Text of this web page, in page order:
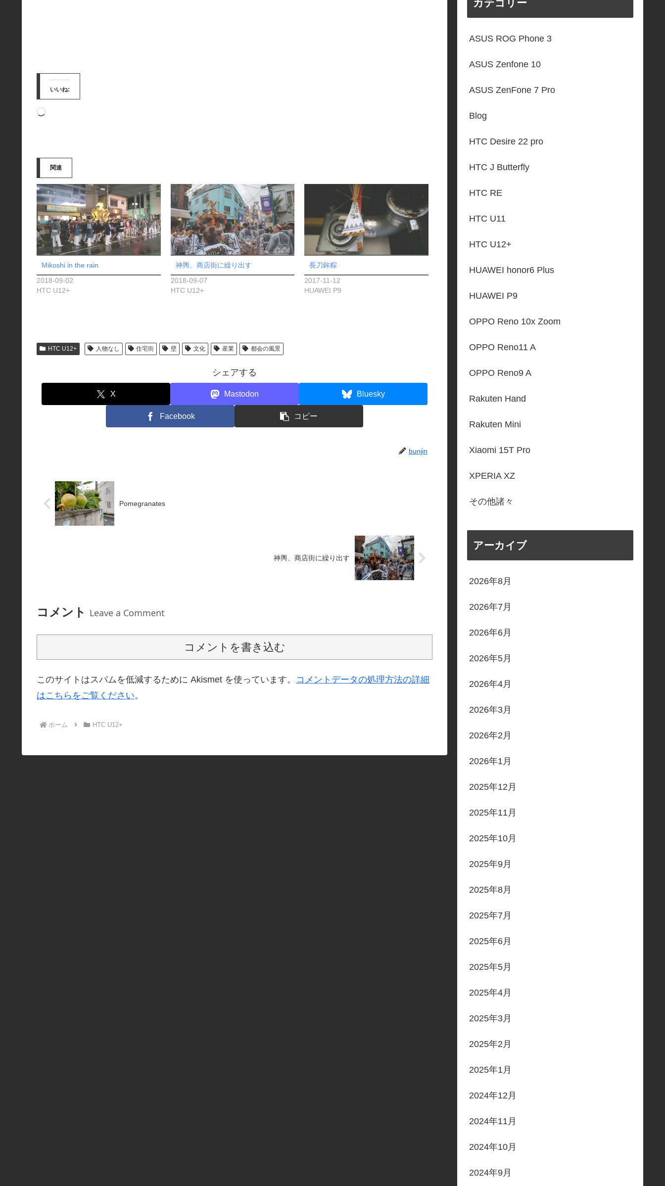
いいね:
読
み
中…
関連
Mikoshi in the rain
2018-09-02
HTC U12+
神輿、商店街に繰り出す
2018-09-07
HTC U12+
長刀鉾粽
2017-11-12
HUAWEI P9
HTC U12+ 人物なし 住宅街 壁 文化 産業 都会の風景
シェアする
X Mastodon Bluesky
Facebook コピー
bunjin
Pomegranates
神輿、商店街に繰り出す
コメント Leave a Comment
コメントを書き込む
このサイトはスパムを低減するために Akismet を使っています。 コメントデータの処理方法の詳細
はこちらをご覧ください。
ホーム HTC U12+
カテゴリー
ASUS ROG Phone 3
ASUS Zenfone 10
ASUS ZenFone 7 Pro
Blog
HTC Desire 22 pro
HTC J Butterfly
HTC RE
HTC U11
HTC U12+
HUAWEI honor6 Plus
HUAWEI P9
OPPO Reno 10x Zoom
OPPO Reno11 A
OPPO Reno9 A
Rakuten Hand
Rakuten Mini
Xiaomi 15T Pro
XPERIA XZ
その他諸々
アーカイブ
2026年8月
2026年7月
2026年6月
2026年5月
2026年4月
2026年3月
2026年2月
2026年1月
2025年12月
2025年11月
2025年10月
2025年9月
2025年8月
2025年7月
2025年6月
2025年5月
2025年4月
2025年3月
2025年2月
2025年1月
2024年12月
2024年11月
2024年10月
2024年9月